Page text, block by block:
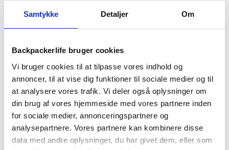
Samtykke Detaljer Om
Backpackerlife bruger cookies
Vi bruger cookies til at tilpasse vores indhold og
annoncer, til at vise dig funktioner til sociale medier og til
at analysere vores trafik. Vi deler også oplysninger om
din brug af vores hjemmeside med vores partnere inden
for sociale medier, annonceringspartnere og
analysepartnere. Vores partnere kan kombinere disse
data med andre oplysninger, du har givet dem, eller som
pris
var:
pris
er:
Nyeste artikler
have med
Guide til Grøn Koncert 2026: Alt du skal vide –
inkl. pakkeliste
26. marts 2026
Backpacking i 2026: 10 destinationer du ikke må
gå glip af
23. december 2025